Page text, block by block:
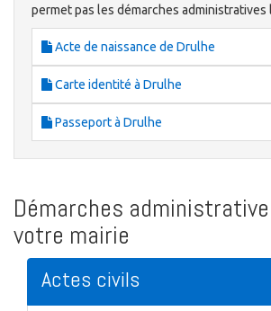
permet pas les démarches administratives
Acte de naissance de Drulhe
Carte identité à Drulhe
Passeport à Drulhe
Démarches
votre mairie
Actes civils